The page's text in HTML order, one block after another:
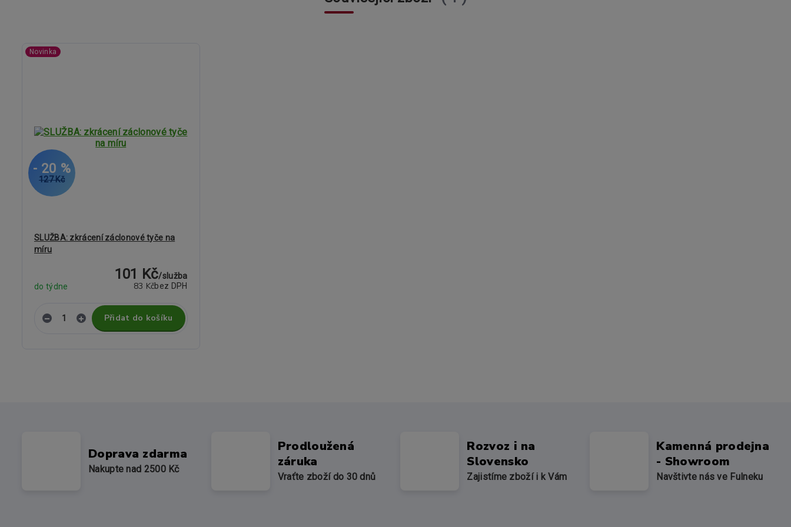
Novinka
127 Kč
- 20 %
SLUŽBA: zkrácení záclonové tyče na
míru
101 Kč/služba
83 Kčbez DPH
do týdne
Přidat do košíku
Doprava zdarma
Nakupte nad 2500 Kč
Prodloužená
záruka
Vraťte zboží do 30 dnů
Rozvoz i na
Slovensko
Zajistíme zboží i k Vám
Kamenná prodejna
- Showroom
Navštivte nás ve Fulneku